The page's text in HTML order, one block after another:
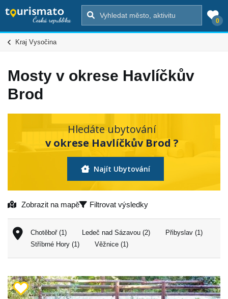
0
Kraj Vysočina
Mosty v okrese Havlíčkův
Brod
Hledáte ubytování
v okrese Havlíčkův Brod ?
Najít Ubytování
Zobrazit na mapě Filtrovat výsledky
Chotěboř (1) Ledeč nad Sázavou (2)
Přibyslav (1)
Stříbrné Hory (1)
Věžnice (1)